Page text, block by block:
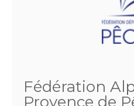
Fédération
Provence de